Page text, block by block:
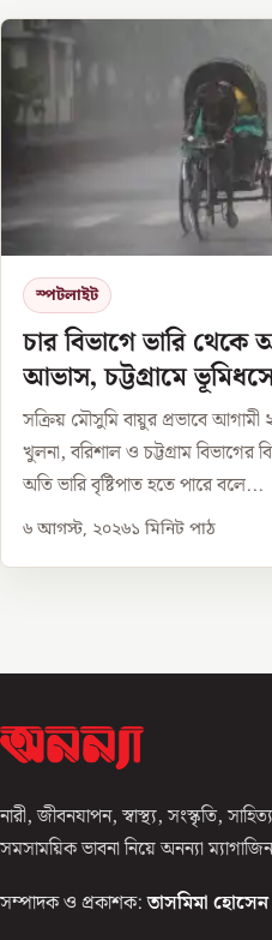
স্পটলাইট
চার বিভাগে ভারি থেকে
আভাস, চট্টগ্রামে
সক্রিয় মৌসুমি বায়ুর প্রভাবে আগামী
খুলনা, বরিশাল ও চট্টগ্রাম বিভাগের
অতি ভারি বৃষ্টিপাত হতে পারে বলে...
৬ আগস্ট, ২০২৬১ মিনিট পাঠ
নারী, জীবনযাপন, স্বাস্থ্য, সংস্কৃতি,
সমসাময়িক ভাবনা নিয়ে অনন্যা
সম্পাদক ও প্রকাশক: তাসমিমা হোসেন